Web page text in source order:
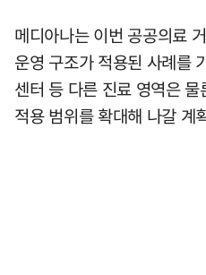
메디아나는 이번 공공의료
운영 구조가 적용된 사례를
센터 등 다른 진료 영역은
적용 범위를 확대해 나갈 계